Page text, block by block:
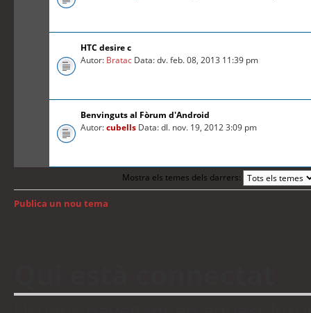
HTC desire c
Autor: Bratac Data: dv. feb. 08, 2013 11:39 pm
Benvinguts al Fòrum d'Android
Autor:cubells Data: dl. nov. 19, 2012 3:09 pm
Mostra els temes dels darrers:
Publica un nou tema